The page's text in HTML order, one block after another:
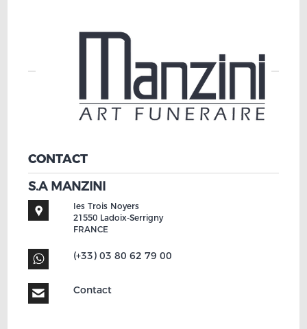
CONTACT
S.A MANZINI
les Trois Noyers
21550 Ladoix-Serrigny
FRANCE
(+33) 03 80 62 79 00
Contact